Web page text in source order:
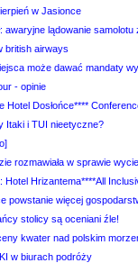
w Jasionce
awaryjne lądowanie samolotu
british airways
może dawać mandaty
- opinie
Hotel Dosłońce****
Itaki i TUI nieetyczne?
rozmawiała w sprawie
Hotel Hrizantema****All
powstanie więcej
stolicy są oceniani źle!
kwater nad polskim
w biurach podróży